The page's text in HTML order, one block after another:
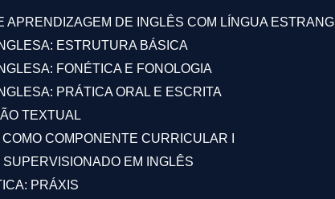
APRENDIZAGEM DE INGLÊS COM LÍNGUA ESTRANG
ESTRUTURA BÁSICA
FONÉTICA E FONOLOGIA
PRÁTICA ORAL E ESCRITA
TEXTUAL
COMPONENTE CURRICULAR I
SUPERVISIONADO EM INGLÊS
PRÁXIS